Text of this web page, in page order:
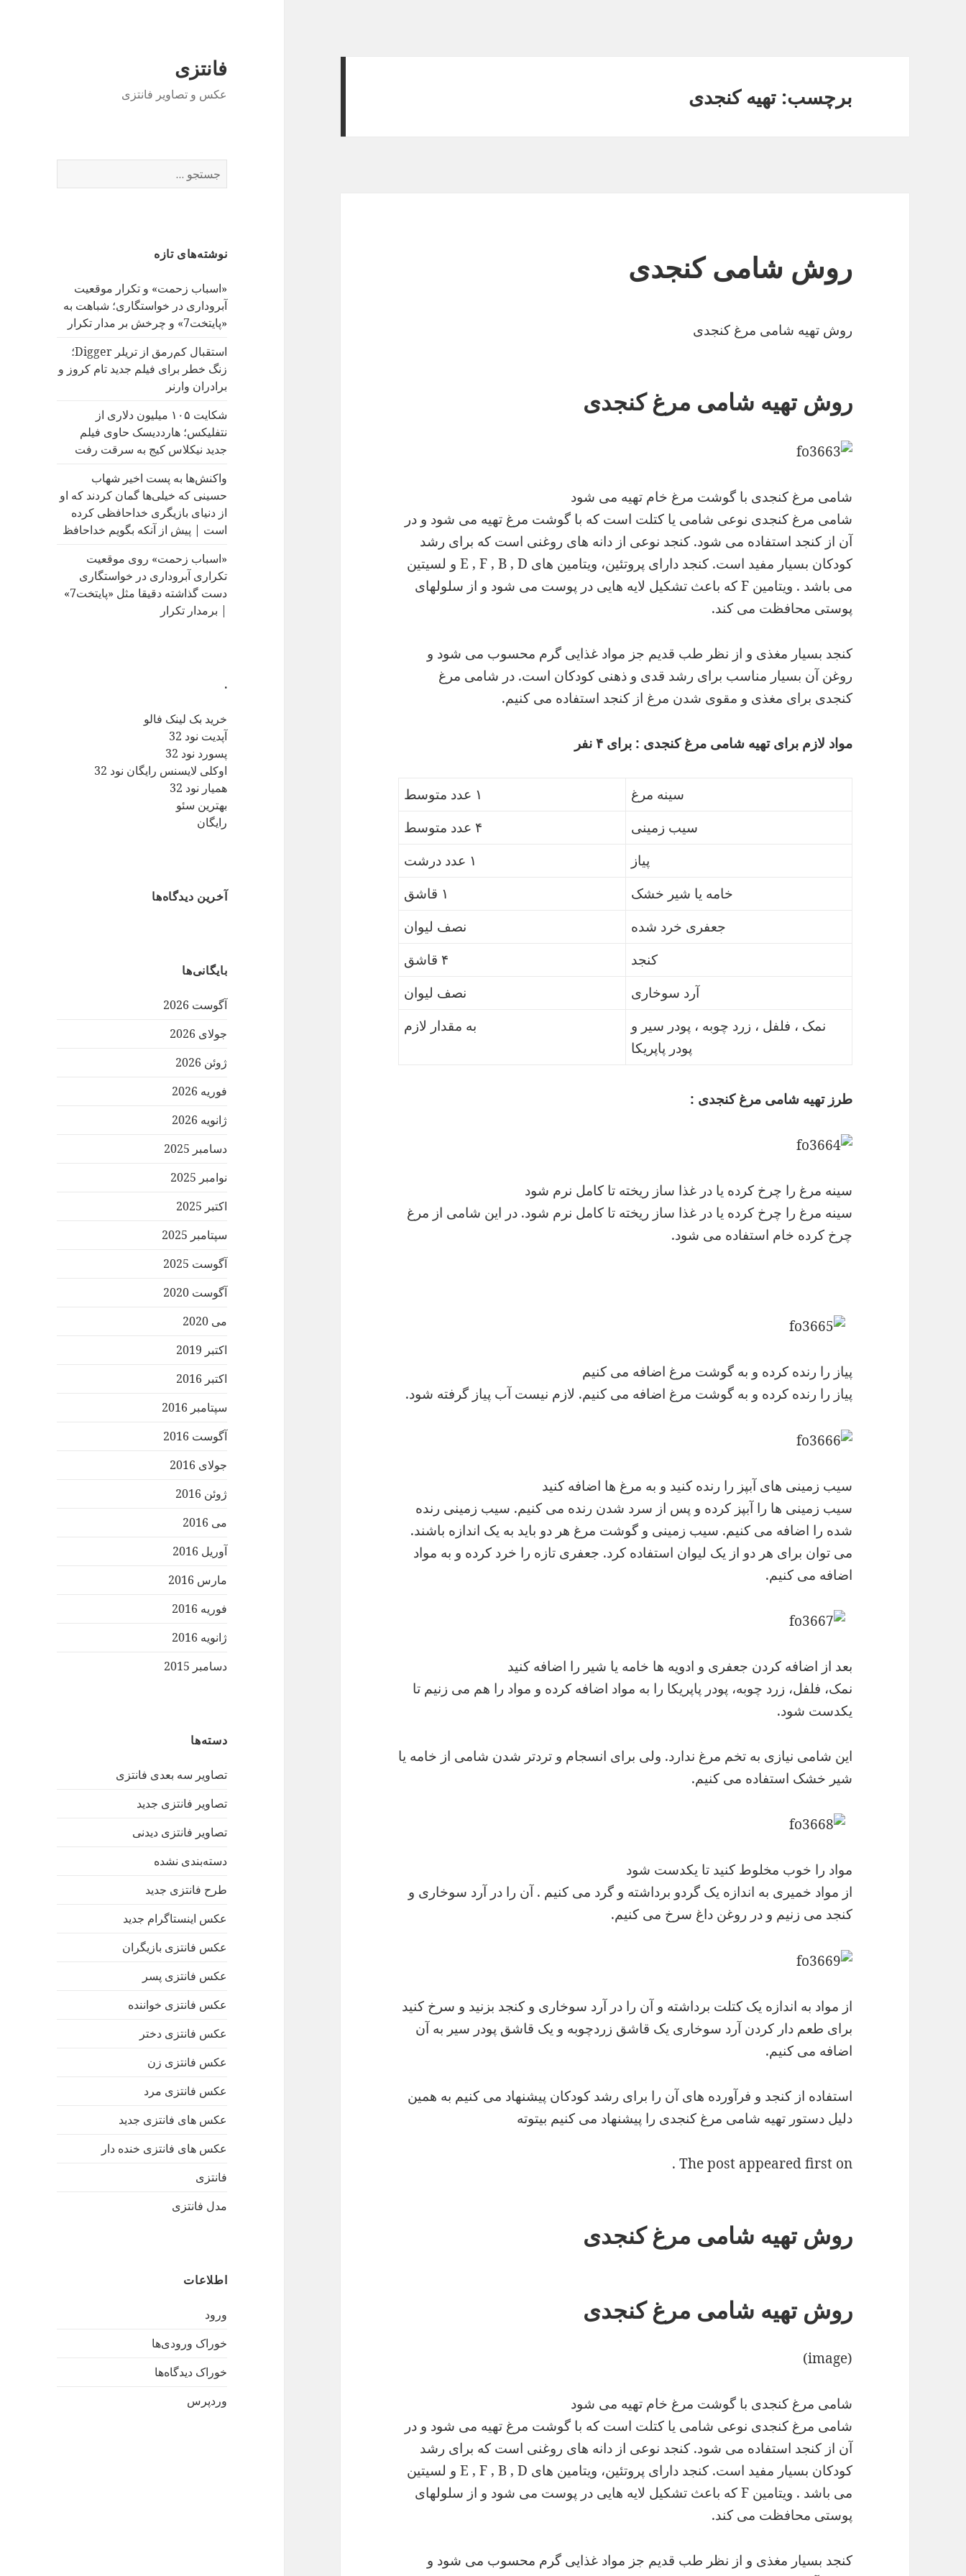
فانتزی
عکس و تصاویر فانتزی
س
ب
ا
ی
:
نوشته‌های تازه
«اسباب زحمت» و تکرار موقعیت
آبروداری در خواستگاری؛ شباهت به
«پایتخت7» و چرخش بر مدار تکرار
استقبال کم‌رمق از تریلر Digger؛
زنگ خطر برای فیلم جدید تام کروز و
برادران وارنر
شکایت ۱۰۵ میلیون دلاری از
نتفلیکس؛ هارددیسک حاوی فیلم
جدید نیکلاس کیج به سرقت رفت
واکنش‌ها به پست اخیر شهاب
حسینی که خیلی‌ها گمان کردند که او
از دنیای بازیگری خداحافظی کرده
است | پیش از آنکه بگویم خداحافظ
«اسباب زحمت» روی موقعیت
تکراری آبروداری در خواستگاری
دست گذاشته دقیقا مثل «پایتخت7»
| برمدار تکرار
.
خرید بک لینک فالو
آپدیت نود 32
پسورد نود 32
اوکلی لایسنس رایگان نود 32
همیار نود 32
بهترین سئو
رایگان
آخرین دیدگاه‌ها
بایگانی‌ها
آگوست 2026
جولای 2026
ژوئن 2026
فوریه 2026
ژانویه 2026
دسامبر 2025
نوامبر 2025
اکتبر 2025
سپتامبر 2025
آگوست 2025
آگوست 2020
می 2020
اکتبر 2019
اکتبر 2016
سپتامبر 2016
آگوست 2016
جولای 2016
ژوئن 2016
می 2016
آوریل 2016
مارس 2016
فوریه 2016
ژانویه 2016
دسامبر 2015
دسته‌ها
تصاویر سه بعدی فانتزی
تصاویر فانتزی جدید
تصاویر فانتزی دیدنی
دسته‌بندی نشده
طرح فانتزی جدید
عکس اینستاگرام جدید
عکس فانتزی بازیگران
عکس فانتزی پسر
عکس فانتزی خواننده
عکس فانتزی دختر
عکس فانتزی زن
عکس فانتزی مرد
عکس های فانتزی جدید
عکس های فانتزی خنده دار
فانتزی
مدل فانتزی
اطلاعات
ورود
خوراک ورودی‌ها
خوراک دیدگاه‌ها
وردپرس
برچسب: تهیه کنجدی
روش شامی کنجدی
روش تهیه شامی مرغ کنجدی
روش تهیه شامی مرغ کنجدی
شامی مرغ کنجدی با گوشت مرغ خام تهیه می شود
شامی مرغ کنجدی نوعی شامی یا کتلت است که با گوشت مرغ تهیه می شود و در
آن از کنجد استفاده می شود. کنجد نوعی از دانه های روغنی است که برای رشد
کودکان بسیار مفید است. کنجد دارای پروتئین، ویتامین های E , F , B , D و لسیتین
می باشد . ویتامین F که باعث تشکیل لایه هایی در پوست می شود و از سلولهای
پوستی محافظت می کند.
کنجد بسیار مغذی و از نظر طب قدیم جز مواد غذایی گرم محسوب می شود و
روغن آن بسیار مناسب برای رشد قدی و ذهنی کودکان است. در شامی مرغ
کنجدی برای مغذی و مقوی شدن مرغ از کنجد استفاده می کنیم.
مواد لازم برای تهیه شامی مرغ کنجدی : برای ۴ نفر
سینه مرغ
سیب زمینی
۴ عدد متوسط
پیاز
۱ عدد درشت
خامه یا شیر خشک
جعفری خرد شده
نصف لیوان
کنجد
۴ قاشق
آرد سوخاری
نصف لیوان
نمک ، فلفل ، زرد چوبه ، پودر سیر و
پودر پاپریکا
به مقدار لازم
طرز تهیه شامی مرغ کنجدی :
سینه مرغ را چرخ کرده یا در غذا ساز ریخته تا کامل نرم شود
سینه مرغ را چرخ کرده یا در غذا ساز ریخته تا کامل نرم شود. در این شامی از مرغ
چرخ کرده خام استفاده می شود.
پیاز را رنده کرده و به گوشت مرغ اضافه می کنیم
پیاز را رنده کرده و به گوشت مرغ اضافه می کنیم. لازم نیست آب پیاز گرفته شود.
سیب زمینی های آبپز را رنده کنید و به مرغ ها اضافه کنید
سیب زمینی ها را آبپز کرده و پس از سرد شدن رنده می کنیم. سیب زمینی رنده
شده را اضافه می کنیم. سیب زمینی و گوشت مرغ هر دو باید به یک اندازه باشند.
می توان برای هر دو از یک لیوان استفاده کرد. جعفری تازه را خرد کرده و به مواد
اضافه می کنیم.
بعد از اضافه کردن جعفری و ادویه ها خامه یا شیر را اضافه کنید
نمک، فلفل، زرد چوبه، پودر پاپریکا را به مواد اضافه کرده و مواد را هم می زنیم تا
یکدست شود.
این شامی نیازی به تخم مرغ ندارد. ولی برای انسجام و تردتر شدن شامی از خامه یا
شیر خشک استفاده می کنیم.
مواد را خوب مخلوط کنید تا یکدست شود
از مواد خمیری به اندازه یک گردو برداشته و گرد می کنیم . آن را در آرد سوخاری و
کنجد می زنیم و در روغن داغ سرخ می کنیم.
از مواد به اندازه یک کتلت برداشته و آن را در آرد سوخاری و کنجد بزنید و سرخ کنید
برای طعم دار کردن آرد سوخاری یک قاشق زردچوبه و یک قاشق پودر سیر به آن
اضافه می کنیم.
استفاده از کنجد و فرآورده های آن را برای رشد کودکان پیشنهاد می کنیم به همین
دلیل دستور تهیه شامی مرغ کنجدی را پیشنهاد می کنیم بیتوته
The post appeared first on .
روش تهیه شامی مرغ کنجدی
روش تهیه شامی مرغ کنجدی
(image)
شامی مرغ کنجدی با گوشت مرغ خام تهیه می شود
شامی مرغ کنجدی نوعی شامی یا کتلت است که با گوشت مرغ تهیه می شود و در
آن از کنجد استفاده می شود. کنجد نوعی از دانه های روغنی است که برای رشد
کودکان بسیار مفید است. کنجد دارای پروتئین، ویتامین های E , F , B , D و لسیتین
می باشد . ویتامین F که باعث تشکیل لایه هایی در پوست می شود و از سلولهای
پوستی محافظت می کند.
کنجد بسیار مغذی و از نظر طب قدیم جز مواد غذایی گرم محسوب می شود و